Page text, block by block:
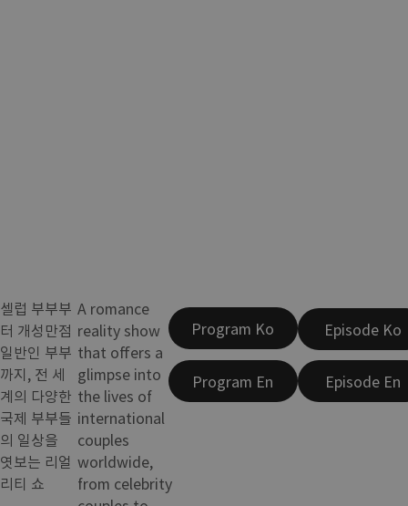
셀럽 부부부
터 개성만점
일반인 부부
까지, 전 세
계의 다양한
국제 부부들
의 일상을
엿보는 리얼
리티 쇼
A romance
reality show
that offers a
glimpse into
the lives of
international
couples
worldwide,
from celebrity
Program Ko
Program En
Episode Ko
Episode En